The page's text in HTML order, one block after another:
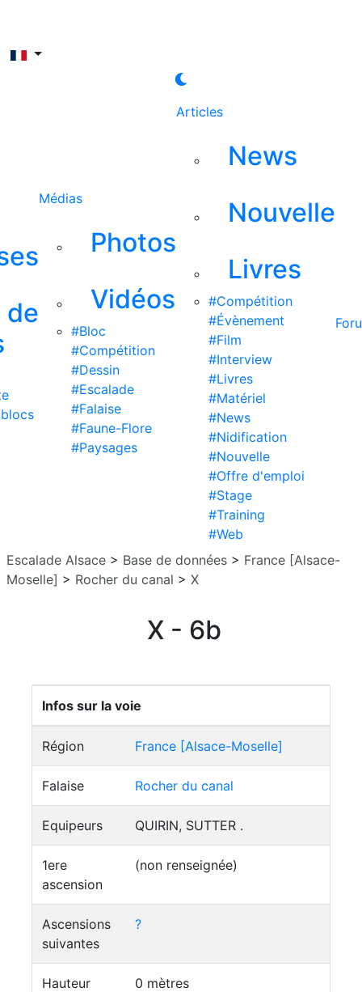
de
Médias
Photos
Vidéos
#Bloc
#Compétition
#Dessin
#Escalade
#Falaise
#Faune-Flore
#Paysages
Articles
News
Nouvelle
Livres
#Compétition
#Évènement
#Film
#Interview
#Livres
#Matériel
#News
#Nidification
#Nouvelle
#Offre d'emploi
#Stage
#Training
#Web
Escalade Alsace > Base de données > France [Alsace-
Moselle] > Rocher du canal > X
X - 6b
Infos sur la voie
Région France [Alsace-Moselle]
Falaise Rocher du canal
Equipeurs QUIRIN, SUTTER .
1ere
ascension
(non renseignée)
Ascensions
suivantes
?
Hauteur 0 mètres